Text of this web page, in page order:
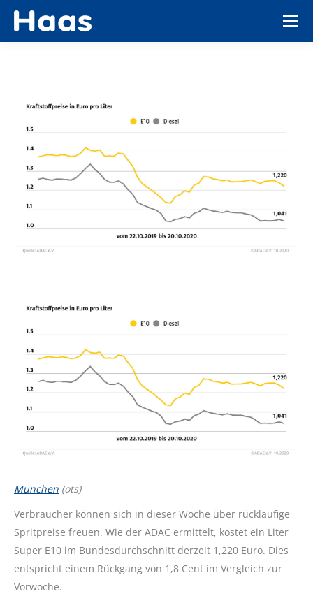
München (ots)
Verbraucher können sich in dieser Woche über rückläufige
Spritpreise freuen. Wie der ADAC ermittelt, kostet ein Liter
Super E10 im Bundesdurchschnitt derzeit 1,220 Euro. Dies
entspricht einem Rückgang von 1,8 Cent im Vergleich zur
Vorwoche.